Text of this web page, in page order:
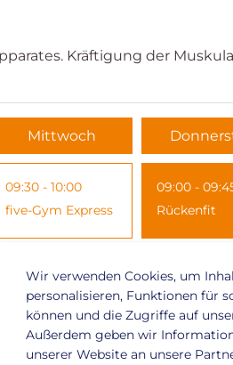
Kräftigung der
Mittwoch
09:30 - 10:00
five-Gym Express
10:00 - 11:00
Body Balance
10:00 - 10:45
09:00 -
Rückenfit
10:00 - 10:45
Pilates
11:00 - 11:45
Wir verwenden Cookies, um
personalisieren, Funktionen für
können und die Zugriffe auf
Außerdem geben wir
unserer Website an unsere